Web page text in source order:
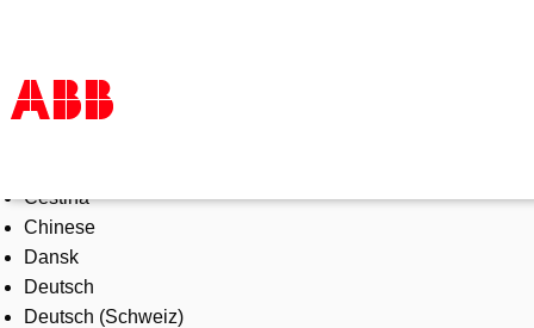
Products & Solutions
Industries
Services
About us
Where to buy
Čeština
Chinese
Dansk
Deutsch
Deutsch (Schweiz)